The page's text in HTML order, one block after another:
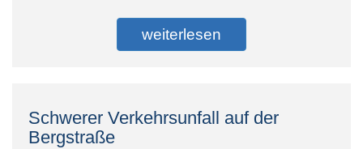
weiterlesen
Schwerer Verkehrsunfall auf der
Bergstraße